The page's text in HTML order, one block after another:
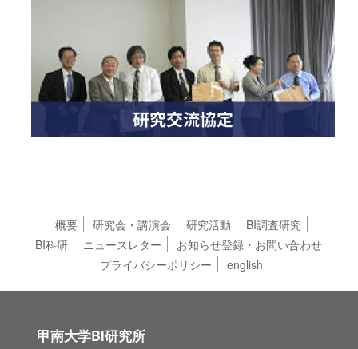
概要 研究会・講演会 研究活動
BI調査研究
BI科研
ニュースレター
お知らせ登録・お問い合わせ
プライバシーポリシー
english
甲南大学BI研究所